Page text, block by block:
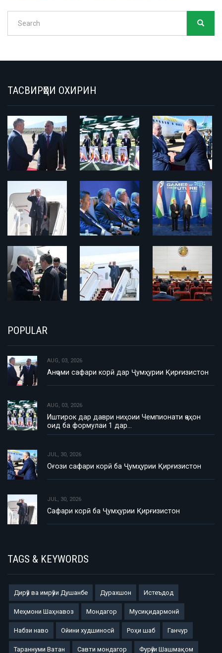
Search
ТАСВИРҲОИ ОХИРИН
POPULAR
AUG, 03, 2026
Анҷоми сафари корӣ дар Ҷумҳурии Қирғизистон
AUG, 03, 2026
Иштирок дар даври ниҳоии Чемпионати ҷаҳон
оид ба формулаи 1 дар…
JUL, 30, 2026
Оғози сафари корӣ ба Ҷумҳурии Қирғизистон
JUL, 30, 2026
Сафари корӣ ба Ҷумҳурии Қирғизистон
TAGS & KEYWORDS
Дирӯз ва имрӯзи Душанбе Дурахшон Истеъдод
Меҳмони Шаҳнавоз Мондагор Мусиқидармонӣ
Набзи наво Ойини худшиносӣ Роҳи шаб Ганчур
Тараннуми Ватан Савти мондагор Фурӯғи Шашмақом